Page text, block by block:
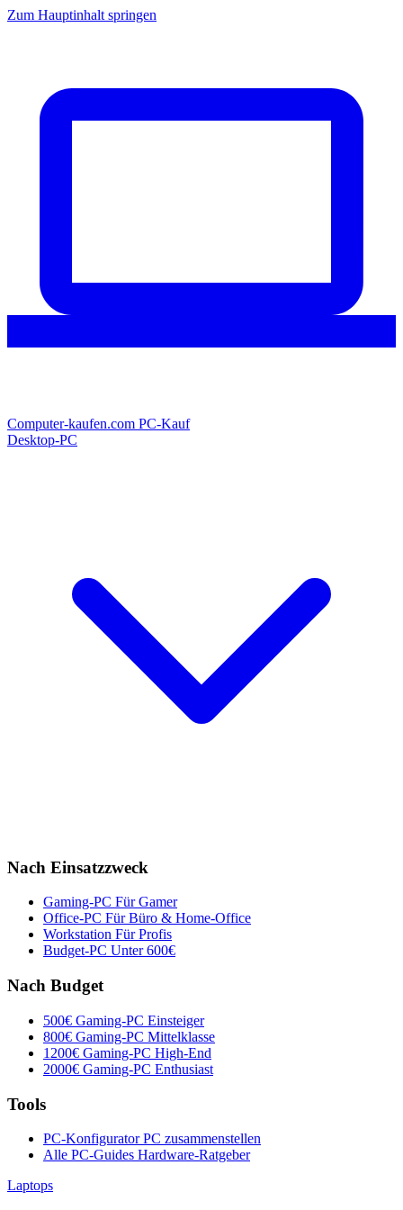
Zum Hauptinhalt springen
Computer-kaufen.com PC-Kauf
Desktop-PC
Nach Einsatzzweck
Gaming-PC Für Gamer
Office-PC Für Büro & Home-Office
Workstation Für Profis
Budget-PC Unter 600€
Nach Budget
500€ Gaming-PC Einsteiger
800€ Gaming-PC Mittelklasse
1200€ Gaming-PC High-End
2000€ Gaming-PC Enthusiast
Tools
PC-KonfiguratorPC zusammenstellen
Alle PC-Guides Hardware-Ratgeber
Laptops